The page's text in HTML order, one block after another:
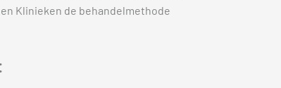
Klinieken de behandelmethode